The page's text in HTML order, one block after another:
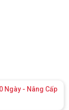
Ngày - Nâng Cấp